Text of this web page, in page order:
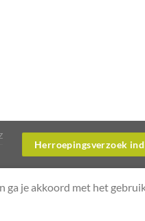
Herroepingsverzoek
ga je akkoord met het